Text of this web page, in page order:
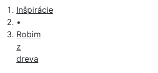
Inšpirácie
•
Robim
z
dreva